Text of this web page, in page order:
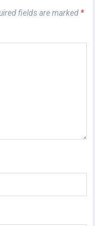
fields are marked *